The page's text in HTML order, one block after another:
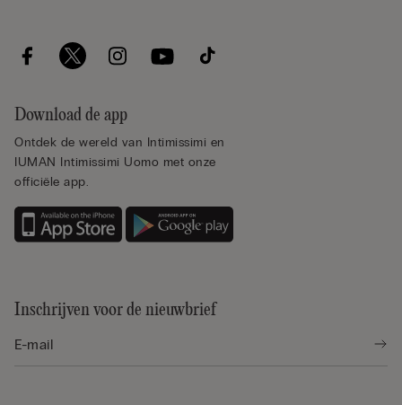
Download de app
Ontdek de wereld van Intimissimi en
IUMAN Intimissimi Uomo met onze
officiële app.
Inschrijven voor de nieuwbrief